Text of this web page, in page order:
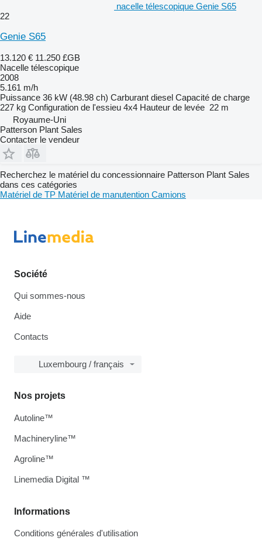
nacelle télescopique Genie S65
22
Genie S65
13.120 € 11.250 £GB
Nacelle télescopique
2008
5.161 m/h
Puissance 36 kW (48.98 ch) Carburant diesel Capacité de charge
227 kg Configuration de l'essieu 4x4 Hauteur de levée 22 m
Royaume-Uni
Patterson Plant Sales
Contacter le vendeur
Recherchez le matériel du concessionnaire Patterson Plant Sales
dans ces catégories
Matériel de TP Matériel de manutention Camions
Société
Qui sommes-nous
Aide
Contacts
Luxembourg / français
Informations
Conditions générales d'utilisation
Nos projets
Autoline™
Machineryline™
Agroline™
Linemedia Digital ™